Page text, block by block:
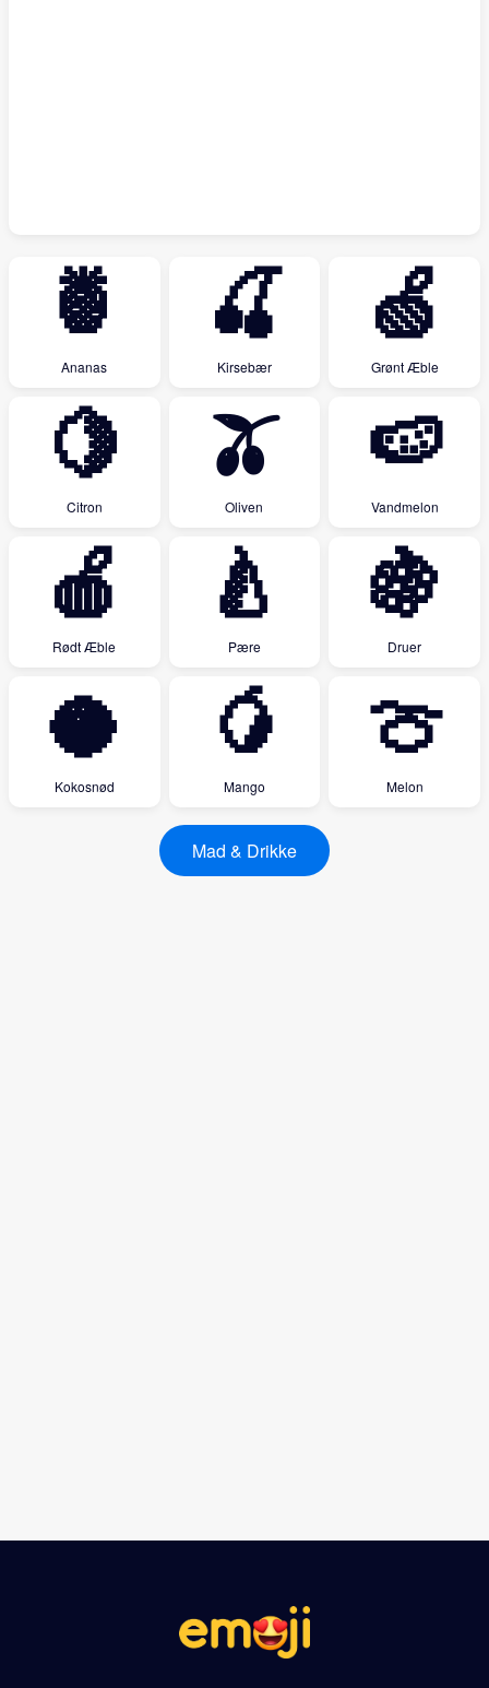
🍍
Ananas
🍒
Kirsebær
🍏
Grønt Æble
🍋
Citron
🫒
Oliven
🍉
Vandmelon
🍎
Rødt Æble
🍐
Pære
🍇
Druer
🥥
Kokosnød
🥭
Mango
🍈
Melon
Mad & Drikke